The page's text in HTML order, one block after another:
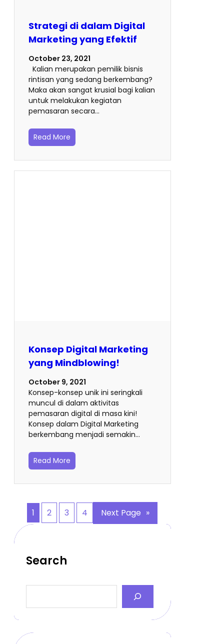
Strategi di dalam Digital
Marketing yang Efektif
October 23, 2021
Kalian merupakan pemilik bisnis
rintisan yang sedang berkembang?
Maka akan sangat krusial bagi kalian
untuk melakukan kegiatan
pemasaran secara…
Read More
Konsep Digital Marketing
yang Mindblowing!
October 9, 2021
Konsep-konsep unik ini seringkali
muncul di dalam aktivitas
pemasaran digital di masa kini!
Konsep dalam Digital Marketing
berkembang menjadi semakin…
Read More
1 2 3 4 Next Page »
Search
a
c